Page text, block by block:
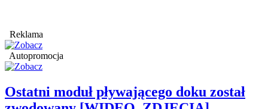
Reklama
Autopromocja
Ostatni moduł pływającego doku został